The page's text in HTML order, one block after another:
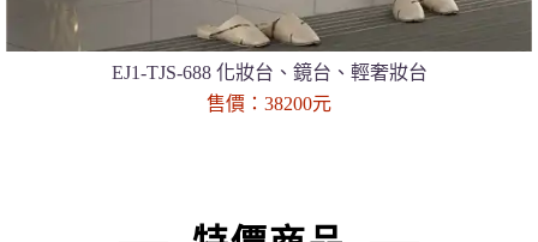
EJ1-TJS-688 化妝台、鏡台、輕奢妝台
售價：38200元